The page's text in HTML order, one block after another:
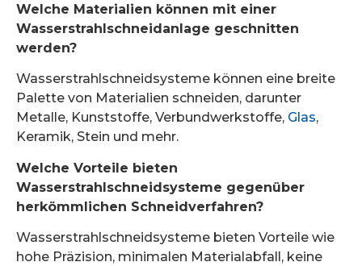
Welche Materialien können mit einer
Wasserstrahlschneidanlage geschnitten
werden?
Wasserstrahlschneidsysteme können eine breite
Palette von Materialien schneiden, darunter
Metalle, Kunststoffe, Verbundwerkstoffe, Glas,
Keramik, Stein und mehr.
Welche Vorteile bieten
Wasserstrahlschneidsysteme gegenüber
herkömmlichen Schneidverfahren?
Wasserstrahlschneidsysteme bieten Vorteile wie
hohe Präzision, minimalen Materialabfall, keine